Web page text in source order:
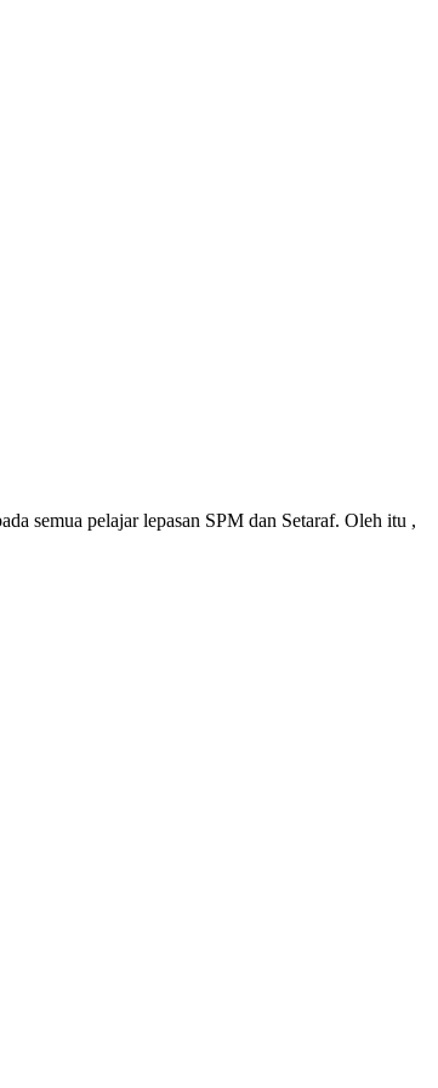
semua pelajar lepasan SPM dan Setaraf. Oleh itu ,